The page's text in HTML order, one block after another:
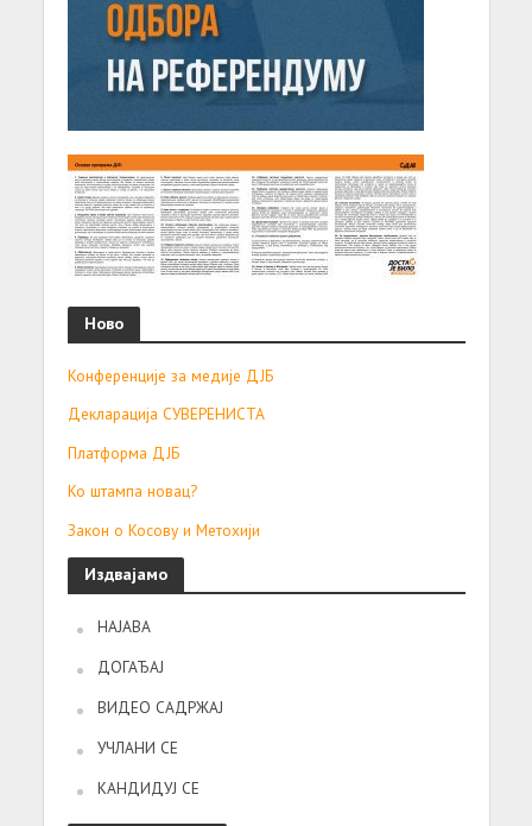
Ново
Конференције за медије ДЈБ
Декларација СУВЕРЕНИСТА
Платформа ДЈБ
Ко штампа новац?
Закон о Косову и Метохији
Издвајамо
НАЈАВА
ДОГАЂАЈ
ВИДЕО САДРЖАЈ
УЧЛАНИ СЕ
КАНДИДУЈ СЕ